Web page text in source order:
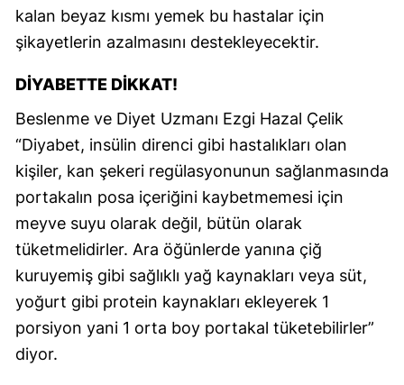
kalan beyaz kısmı yemek bu hastalar için
şikayetlerin azalmasını destekleyecektir.
DIYABETTE DIKKAT!
Beslenme ve Diyet Uzmanı Ezgi Hazal Çelik
“Diyabet, insülin direnci gibi hastalıkları olan
kişiler, kan şekeri regülasyonunun sağlanmasında
portakalın posa içeriğini kaybetmemesi için
meyve suyu olarak değil, bütün olarak
tüketmelidirler. Ara öğünlerde yanına çiğ
kuruyemiş gibi sağlıklı yağ kaynakları veya süt,
yoğurt gibi protein kaynakları ekleyerek 1
porsiyon yani 1 orta boy portakal tüketebilirler”
diyor.